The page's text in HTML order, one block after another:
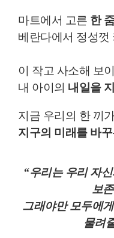
마트에서 고른 한
베란다에서 정성껏
이 작고 사소해 보
내 아이의 내일을
지금 우리의 한 끼
지구의 미래를 바
“우리는 우리 자
보
그래야만 모두에
물려